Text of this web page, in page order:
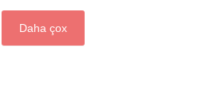
Daha çox